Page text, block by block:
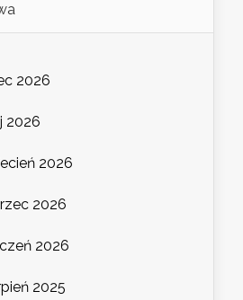
2026
2026
2026
2026
2026
2025